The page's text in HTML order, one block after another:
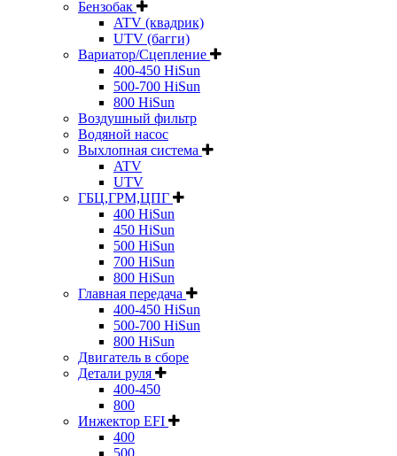
Бензобак
ATV (квадрик)
UTV (багги)
Вариатор/Сцепление
400-450 HiSun
500-700 HiSun
800 HiSun
Воздушный фильтр
Водяной насос
Выхлопная система
ATV
UTV
ГБЦ,ГРМ,ЦПГ
400 HiSun
450 HiSun
500 HiSun
700 HiSun
800 HiSun
Главная передача
400-450 HiSun
500-700 HiSun
800 HiSun
Двигатель в сборе
Детали руля
400-450
800
Инжектор EFI
400
500